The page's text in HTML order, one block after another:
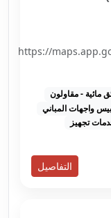
https://
مائية - مقاولون
واجهات المباني
تجهيز
التفاصيل